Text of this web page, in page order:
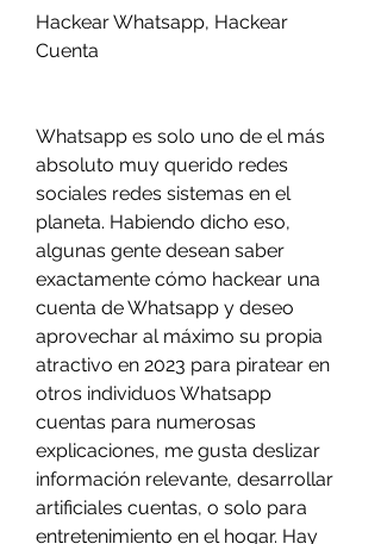
Hackear Whatsapp, Hackear
Cuenta
Whatsapp es solo uno de el más
absoluto muy querido redes
sociales redes sistemas en el
planeta. Habiendo dicho eso,
algunas gente desean saber
exactamente cómo hackear una
cuenta de Whatsapp y deseo
aprovechar al máximo su propia
atractivo en 2023 para piratear en
otros individuos Whatsapp
cuentas para numerosas
explicaciones, me gusta deslizar
información relevante, desarrollar
artificiales cuentas, o solo para
entretenimiento en el hogar. Hay